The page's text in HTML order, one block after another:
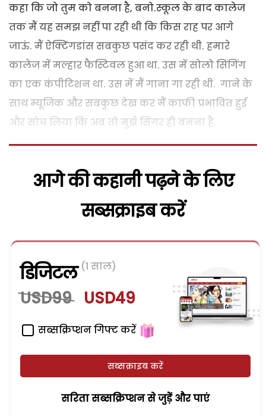
कहा कि जो तुम को बनना है, बनो.स्कूल के बाद कालेज
तक मैं यह समझ नहीं पा रही थी कि किस राह पर आगे
जाऊं. मैं ऐक्टिंगडांस सबकुछ पसंद कर रही थी. हमारे
कालेज में मल्हार फैस्टिवल हुआ था. उस में सोलो सिंगिंग
का एक कंपीटिशन था. उस में मैं गाना गा रही थी. गाने के
साथ म्यूजिक और सबकुछ देख कर मैं काफी प्रभावित हुई
और सोच लिया कि अब तो मुझे सिंगर ही बनना है.
आगे की कहानी पढ़ने के लिए
सब्सक्राइब करें
डिजिटल (1 साल)
USD99 USD49
सब्सक्रिप्शन गिफ्ट करें
सब्सक्राइब करें
सरिता सब्सक्रिप्शन से जुड़ेें और पाएं